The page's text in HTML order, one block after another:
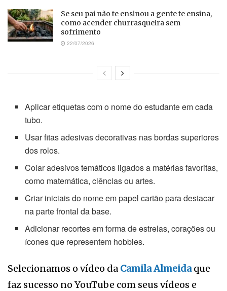
Se seu pai não te ensinou a gente te ensina,
como acender churrasqueira sem
sofrimento
22/07/2026
Aplicar etiquetas com o nome do estudante em cada
tubo.
Usar fitas adesivas decorativas nas bordas superiores
dos rolos.
Colar adesivos temáticos ligados a matérias favoritas,
como matemática, ciências ou artes.
Criar iniciais do nome em papel cartão para destacar
na parte frontal da base.
Adicionar recortes em forma de estrelas, corações ou
ícones que representem hobbies.
Selecionamos o vídeo da Camila Almeidaque
faz sucesso no YouTube com seus vídeos e